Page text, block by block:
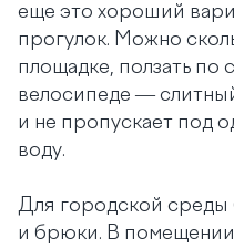
еще это хороший
прогулок. Можно
площадке, ползать по
велосипеде —
и не пропускает под
воду.
Для городской среды
и брюки. В помещении